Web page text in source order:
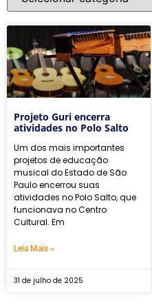
Projeto Guri encerra
atividades no Polo Salto
Um dos mais importantes
projetos de educação
musical do Estado de São
Paulo encerrou suas
atividades no Polo Salto, que
funcionava no Centro
Cultural. Em
Leia Mais »
31 de julho de 2025